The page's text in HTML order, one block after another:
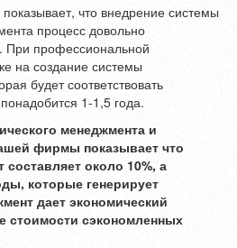
что внедрение системы
процесс довольно
При профессиональной
на создание системы
будет соответствовать
1-1,5 года.
менеджмента и
фирмы показывает что
составляет около 10%, а
которые генерирует
дает экономический
стоимости сэкономленных